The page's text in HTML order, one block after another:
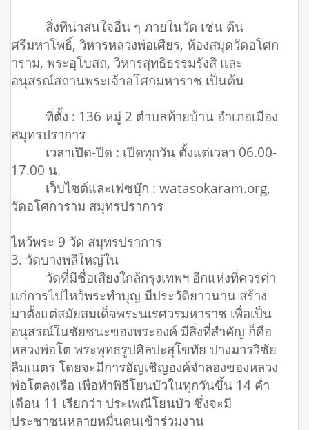
สิ่งที่น่าสนใจอื่น ๆ ภายในวัด เช่น ต้น
ศรีมหาโพธิ์, วิหารหลวงพ่อเศียร, ห้องสมุดวัดอโศก
าราม, พระอุโบสถ, วิหารสุทธิธรรมรังสี และ
อนุสรณ์สถานพระเจ้าอโศกมหาราช เป็นต้น
ที่ตั้ง : 136 หมู่ 2 ตำบลท้ายบ้าน อำเภอเมือง
สมุทรปราการ
เวลาเปิด-ปิด : เปิดทุกวัน ตั้งแต่เวลา 06.00-
17.00 น.
เว็บไซต์และเฟซบุ๊ก : watasokaram.org,
วัดอโศการาม สมุทรปราการ
ไหว้พระ 9 วัด สมุทรปราการ
3. วัดบางพลีใหญ่ใน
วัดที่มีชื่อเสียงใกล้กรุงเทพฯ อีกแห่งที่ควรค่า
แก่การไปไหว้พระทำบุญ มีประวัติยาวนาน สร้าง
มาตั้งแต่สมัยสมเด็จพระนเรศวรมหาราช เพื่อเป็น
อนุสรณ์ในชัยชนะของพระองค์ มีสิ่งที่สำคัญ ก็คือ
หลวงพ่อโต พระพุทธรูปศิลปะสุโขทัย ปางมารวิชัย
ลืมเนตร โดยจะมีการอัญเชิญองค์จำลองของหลวง
พ่อโตลงเรือ เพื่อทำพิธีโยนบัวในทุกวันขึ้น 14 ค่ำ
เดือน 11 เรียกว่า ประเพณีโยนบัว ซึ่งจะมี
ประชาชนหลายหมื่นคนเข้าร่วมงาน